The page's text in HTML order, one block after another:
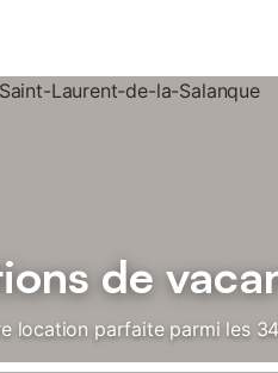
de
location parfaite parmi les